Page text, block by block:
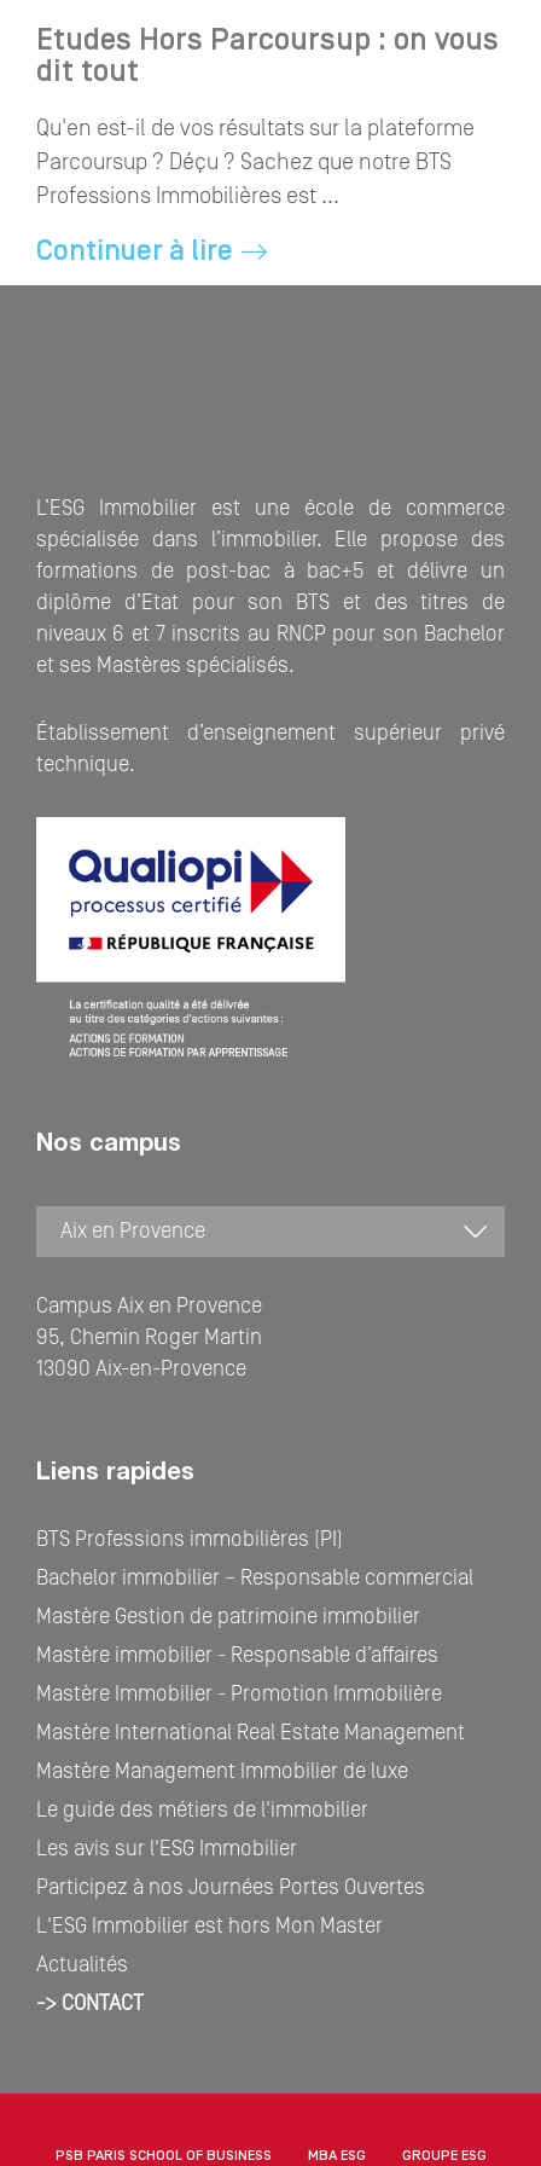
Etudes Hors Parcoursup : on vous
dit tout
Qu'en est-il de vos résultats sur la plateforme
Parcoursup ? Déçu ? Sachez que notre BTS
Professions Immobilières est ...
Continuer à lire
L’ESG Immobilier est une école de commerce
spécialisée dans l’immobilier. Elle propose des
formations de post-bac à bac+5 et délivre un
diplôme d’Etat pour son BTS et des titres de
niveaux 6 et 7 inscrits au RNCP pour son Bachelor
et ses Mastères spécialisés.
Établissement d’enseignement supérieur privé
technique.
Nos campus
Campus Aix en Provence
95, Chemin Roger Martin
13090 Aix-en-Provence
Liens rapides
BTS Professions immobilières (PI)
Bachelor immobilier – Responsable commercial
Mastère Gestion de patrimoine immobilier
Mastère immobilier - Responsable d’affaires
Mastère Immobilier - Promotion Immobilière
Mastère International Real Estate Management
Mastère Management Immobilier de luxe
Le guide des métiers de l'immobilier
Les avis sur l'ESG Immobilier
Participez à nos Journées Portes Ouvertes
L'ESG Immobilier est hors Mon Master
Actualités
-> CONTACT
PSB PARIS SCHOOL OF BUSINESS MBA ESG GROUPE ESG